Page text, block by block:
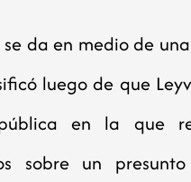
se da en medio de
luego de que
en la que
sobre un